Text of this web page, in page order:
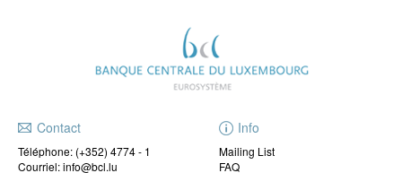
Contact
Téléphone: (+352) 4774 - 1
Courriel: info@bcl.lu
Info
Mailing List
FAQ